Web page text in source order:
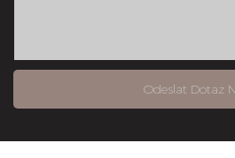
Odeslat Dotaz